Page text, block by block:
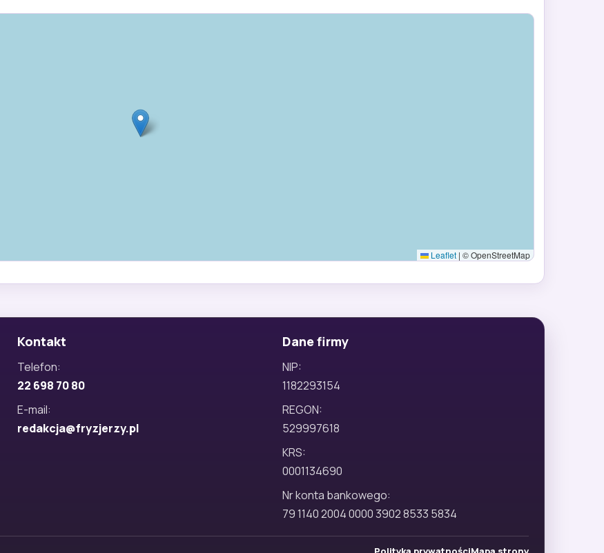
Leaflet | © OpenStreetMap
Kontakt
Telefon:
22 698 70 80
E-mail:
redakcja@fryzjerzy.pl
Dane firmy
NIP:
1182293154
REGON:
529997618
KRS:
0001134690
Nr konta bankowego:
79 1140 2004 0000 3902 8533 5834